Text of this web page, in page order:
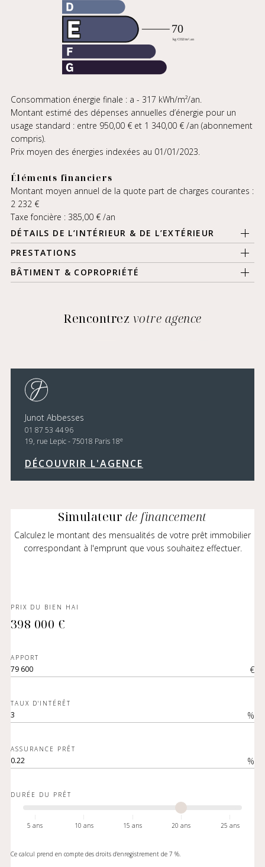
Consommation énergie finale : a - 317 kWh/m²/an.
Montant estimé des dépenses annuelles d’énergie pour un
usage standard : entre 950,00 € et 1 340,00 € /an (abonnement
compris).
Prix moyen des énergies indexées au 01/01/2023.
Éléments financiers
Montant moyen annuel de la quote part de charges courantes :
2 232 €
Taxe foncière : 385,00 € /an
DÉTAILS DE L’INTÉRIEUR & DE L’EXTÉRIEUR
PRESTATIONS
BÂTIMENT & COPROPRIÉTÉ
Rencontrez votre agence
Junot Abbesses
01 87 53 44 96
19, rue Lepic - 75018 Paris 18e
DÉCOUVRIR L'AGENCE
Simulateur de financement
Calculez le montant des mensualités de votre prêt immobilier
correspondant à l'emprunt que vous souhaitez effectuer.
PRIX DU BIEN HAI
398 000 €
APPORT
€
TAUX D'INTÉRÊT
%
ASSURANCE PRÊT
%
DURÉE DU PRÊT
5 ans 10 ans 15 ans 20 ans 25 ans
Ce calcul prend en compte des droits d'enregistrement de 7 %.